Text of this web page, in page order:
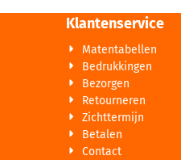
Klantenservice
Matentabellen
Bedrukkingen
Bezorgen
Retourneren
Zichttermijn
Betalen
Contact